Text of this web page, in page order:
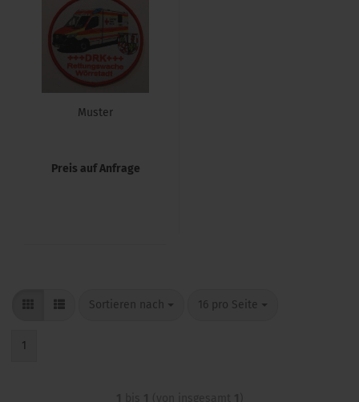
Mus­ter
Preis auf Anfrage
Sortieren nach 16 pro Seite
1